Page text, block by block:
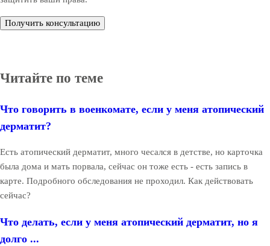
Получить консультацию
Читайте по теме
Что говорить в военкомате, если у меня атопический
дерматит?
Есть атопический дерматит, много чесался в детстве, но карточка
была дома и мать порвала, сейчас он тоже есть - есть запись в
карте. Подробного обследования не проходил. Как действовать
сейчас?
Что делать, если у меня атопический дерматит, но я
долго ...